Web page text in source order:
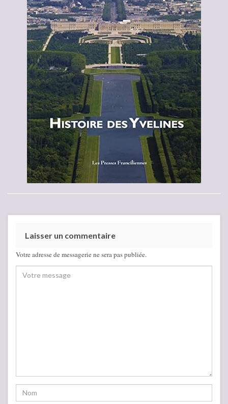
Laisser un commentaire
Votre adresse de messagerie ne sera pas publiée.